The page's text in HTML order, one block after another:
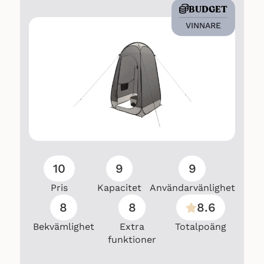
Ventil: Vakuumventil
Sidolås: 2 st
Varumärke: vidaXL
BUDGET
VINNARE
10
Pris
9
Kapacitet
9
Användarvänlighet
8
Bekvämlighet
8
Extra
funktioner
8.6
Totalpoäng